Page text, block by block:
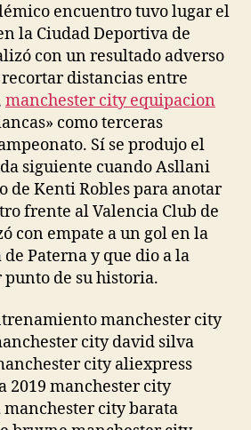
encuentro tuvo lugar el
la Ciudad Deportiva de
con un resultado adverso
recortar distancias entre
manchester city equipacion
como terceras
Sí se produjo el
siguiente cuando Asllani
de Kenti Robles para anotar
frente al Valencia Club de
con empate a un gol en la
Paterna y que dio a la
de su historia.